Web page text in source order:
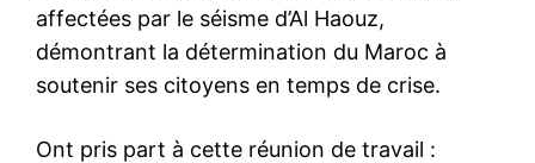
affectées par le séisme d’Al Haouz,
démontrant la détermination du Maroc à
soutenir ses citoyens en temps de crise.
Ont pris part à cette réunion de travail :